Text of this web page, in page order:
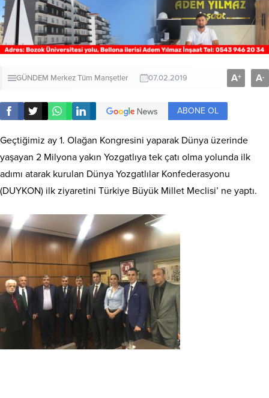
GÜNDEM MerkezTüm Manşetler 07.02.2019 A+ A-
ABONE OL
Geçtiğimiz ay 1. Olağan Kongresini yaparak Dünya üzerinde
yaşayan 2 Milyona yakın Yozgatlıya tek çatı olma yolunda ilk
adımı atarak kurulan Dünya Yozgatlılar Konfederasyonu
(DUYKON) ilk ziyaretini Türkiye Büyük Millet Meclisi’ ne yaptı.